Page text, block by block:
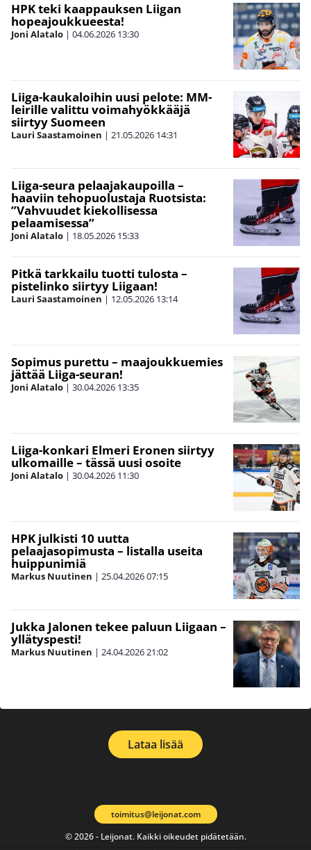
HPK teki kaappauksen Liigan
hopeajoukkueesta!
Joni Alatalo | 04.06.2026 13:30
Liiga-kaukaloihin uusi pelote: MM-
leirille valittu voimahyökkääjä
siirtyy Suomeen
Lauri Saastamoinen | 21.05.2026 14:31
Liiga-seura pelaajakaupoilla –
haaviin tehopuolustaja Ruotsista:
”Vahvuudet kiekollisessa
pelaamisessa”
Joni Alatalo | 18.05.2026 15:33
Pitkä tarkkailu tuotti tulosta –
pistelinko siirtyy Liigaan!
Lauri Saastamoinen | 12.05.2026 13:14
Sopimus purettu – maajoukkuemies
jättää Liiga-seuran!
Joni Alatalo | 30.04.2026 13:35
Liiga-konkari Elmeri Eronen siirtyy
ulkomaille – tässä uusi osoite
Joni Alatalo | 30.04.2026 11:30
HPK julkisti 10 uutta
pelaajasopimusta – listalla useita
huippunimiä
Markus Nuutinen | 25.04.202607:15
Jukka Jalonen tekee paluun Liigaan –
yllätyspesti!
Markus Nuutinen | 24.04.202621:02
Lataa lisää
© 2026 - Leijonat. Kaikki oikeudet pidätetään.
toimitus@leijonat.com